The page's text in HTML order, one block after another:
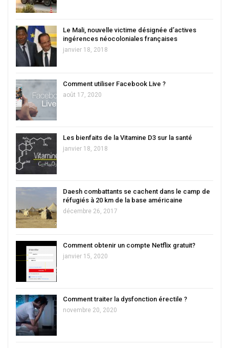
Le Mali, nouvelle victime désignée d’actives
ingérences néocoloniales françaises
janvier 18, 2018
Comment utiliser Facebook Live ?
août 17, 2020
Les bienfaits de la Vitamine D3 sur la santé
janvier 18, 2018
Daesh combattants se cachent dans le camp de
réfugiés à 20 km de la base américaine
décembre 26, 2017
Comment obtenir un compte Netflix gratuit?
janvier 15, 2020
Comment traiter la dysfonction érectile ?
novembre 20, 2020